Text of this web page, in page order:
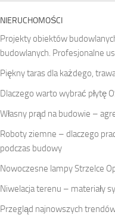
NIERUCHOMOŚCI
Projekty obiektów
budowlanych. Profesjonalne
Piękny taras dla każdego,
Dlaczego warto wybrać płytę
Własny prąd na budowie –
Roboty ziemne – dlaczego
podczas budowy
Nowoczesne lampy Strzelce
Niwelacja terenu – materiały
Przegląd najnowszych